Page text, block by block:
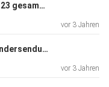
07071podcast - OpenStage ´23 gesamt_aufnahme:
vor 3 Jahren
07071 - Basic OpenStage Sondersendung
vor 3 Jahren